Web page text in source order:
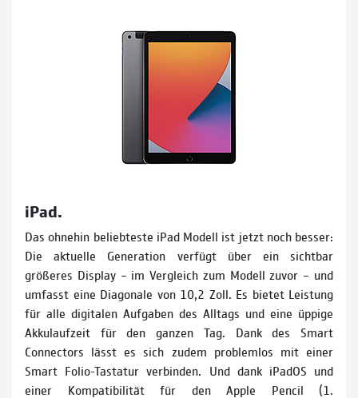
iPad.
Das ohnehin beliebteste iPad Modell ist jetzt noch besser:
Die aktuelle Generation verfügt über ein sichtbar
größeres Display – im Vergleich zum Modell zuvor – und
umfasst eine Diagonale von 10,2 Zoll. Es bietet Leistung
für alle digitalen Aufgaben des Alltags und eine üppige
Akkulaufzeit für den ganzen Tag. Dank des Smart
Connectors lässt es sich zudem problemlos mit einer
Smart Folio-Tastatur verbinden. Und dank iPadOS und
einer Kompatibilität für den Apple Pencil (1.